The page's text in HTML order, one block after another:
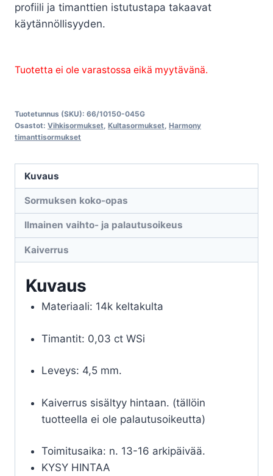
profiili ja timanttien istutustapa takaavat
käytännöllisyyden.
Tuotetta ei ole varastossa eikä myytävänä.
Tuotetunnus (SKU): 66/10150-045G
Osastot: Vihkisormukset, Kultasormukset, Harmony
timanttisormukset
Kuvaus
Sormuksen koko-opas
Ilmainen vaihto- ja palautusoikeus
Kaiverrus
Kuvaus
Materiaali: 14k keltakulta
Timantit: 0,03 ct WSi
Leveys: 4,5 mm.
Kaiverrus sisältyy hintaan. (tällöin
tuotteella ei ole palautusoikeutta)
Toimitusaika: n. 13-16 arkipäivää.
KYSY HINTAA